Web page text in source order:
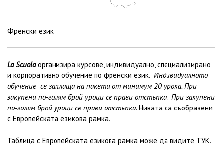
Френски език
La Scuolaорганизира курсове, индивидуално, специализирано
и корпоративно обучение по френски език. Индивидуалното
обучение се заплаща на пакети от минимум 20 урока. При
закупени по-голям брой уроци се прави отстъпка. При закупени
по-голям брой уроци се прави отстъпка.Нивата са съобразени
с Европейската езикова рамка.
Таблица с Европейската езикова рамка може да видите ТУК.